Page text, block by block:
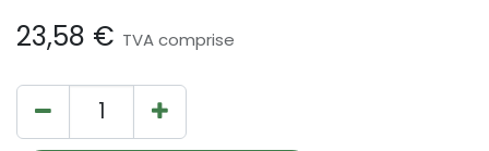
23,58 € TVA comprise